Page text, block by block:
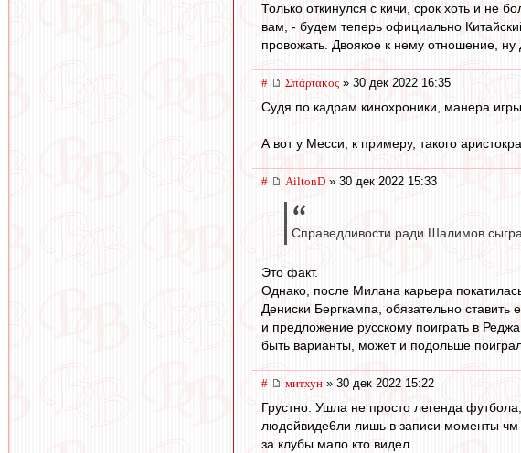
Только откинулся с кичи, срок хоть и не
вам, - будем теперь официально
провожать. Двоякое к нему отношение,
# Σπάρτακος » 30 дек 2022 16:35
Судя по кадрам кинохроники, манера
А вот у Месси, к примеру, такого
# AiltonD » 30 дек 2022 15:33
Справедливости ради Шалимов
Это факт.
Однако, после Милана карьера
Дениски Бергкампа, обязательно
и предложение русскому поиграть в
быть варианты, может и подольше
# митхун » 30 дек 2022 15:22
Грустно. Ушла не просто легенда
людейвиде6ли лишь в записи моменты чм
за клубы мало кто видел.